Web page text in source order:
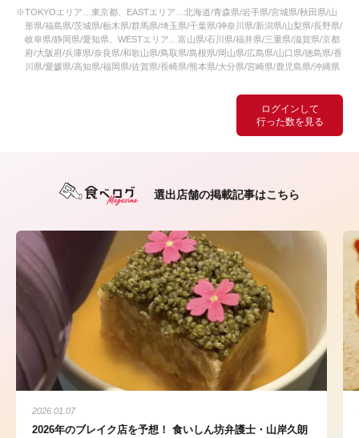
ログインして
行った数を見る
※TOKYOエリア…東京都、EASTエリア…北海道/青森県/岩手県/宮城県/秋田県/山
形県/福島県/茨城県/栃木県/群馬県/埼玉県/千葉県/神奈川県/新潟県/山梨県/長野県/
岐阜県/静岡県/愛知県、WESTエリア…富山県/石川県/福井県/三重県/滋賀県/京都
府/大阪府/兵庫県/奈良県/和歌山県/鳥取県/島根県/岡山県/広島県/山口県/徳島県/香
川県/愛媛県/高知県/福岡県/佐賀県/長崎県/熊本県/大分県/宮崎県/鹿児島県/沖縄県
選出店舗の掲載記事はこちら
2026.01.07
2026年のブレイク店を予想！ 食いしん坊弁護士・山岸久朗